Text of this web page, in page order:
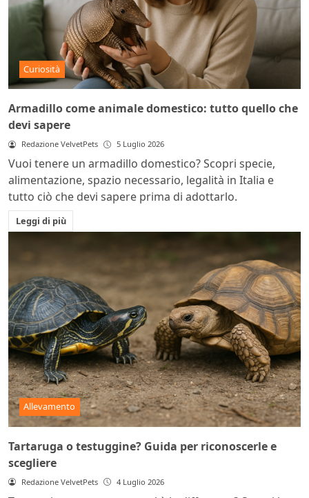
Curiosità
Armadillo come animale domestico: tutto quello che
devi sapere
Redazione VelvetPets 5 Luglio 2026
Vuoi tenere un armadillo domestico? Scopri specie,
alimentazione, spazio necessario, legalità in Italia e
tutto ciò che devi sapere prima di adottarlo.
Leggi di più
Allevamento
Tartaruga o testuggine? Guida per riconoscerle e
scegliere
Redazione VelvetPets 4 Luglio 2026